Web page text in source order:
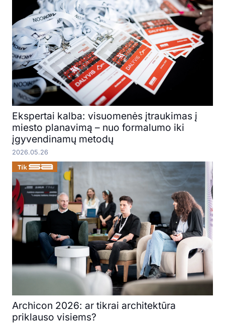
Ekspertai kalba: visuomenės įtraukimas į
miesto planavimą – nuo formalumo iki
įgyvendinamų metodų
2026.05.26
Archicon 2026: ar tikrai architektūra
priklauso visiems?